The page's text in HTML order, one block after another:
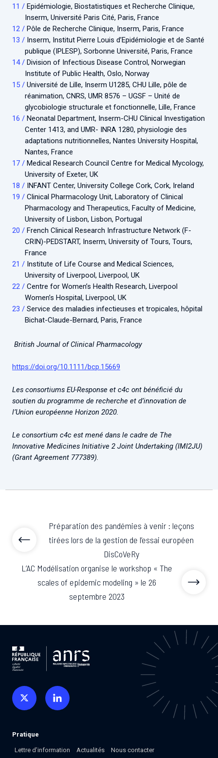
Epidémiologie, Biostatistiques et Recherche Clinique,
Inserm, Université Paris Cité, Paris, France
Pôle de Recherche Clinique, Inserm, Paris, France
Inserm, Institut Pierre Louis d’Epidémiologie et de Santé
publique (IPLESP), Sorbonne Université, Paris, France
Division of Infectious Disease Control, Norwegian
Institute of Public Health, Oslo, Norway
Université de Lille, Inserm U1285, CHU Lille, pôle de
réanimation, CNRS, UMR 8576 – UGSF – Unité de
glycobiologie structurale et fonctionnelle, Lille, France
Neonatal Department, Inserm-CHU Clinical Investigation
Center 1413, and UMR- INRA 1280, physiologie des
adaptations nutritionnelles, Nantes University Hospital,
Nantes, France
Medical Research Council Centre for Medical Mycology,
University of Exeter, UK
INFANT Center, University College Cork, Cork, Ireland
Clinical Pharmacology Unit, Laboratory of Clinical
Pharmacology and Therapeutics, Faculty of Medicine,
University of Lisbon, Lisbon, Portugal
French Clinical Research Infrastructure Network (F-
CRIN)-PEDSTART, Inserm, University of Tours, Tours,
France
Institute of Life Course and Medical Sciences,
University of Liverpool, Liverpool, UK
Centre for Women’s Health Research, Liverpool
Women’s Hospital, Liverpool, UK
Service des maladies infectieuses et tropicales, hôpital
Bichat-Claude-Bernard, Paris, France
British Journal of Clinical Pharmacology
https://doi.org/10.1111/bcp.15669
Les consortiums EU-Response et c4c ont bénéficié du
soutien du programme de recherche et d’innovation de
l’Union européenne Horizon 2020.
Le consortium c4c est mené dans le cadre de The
Innovative Medicines Initiative 2 Joint Undertaking (IMI2JU)
(Grant Agreement 777389).
Préparation des pandémies à venir : leçons
tirées lors de la gestion de l’essai européen
DisCoVeRy
L’AC Modélisation organise le workshop « The
scales of epidemic modeling » le 26
septembre 2023
Pratique
Lettre d’information Actualités Nous contacter